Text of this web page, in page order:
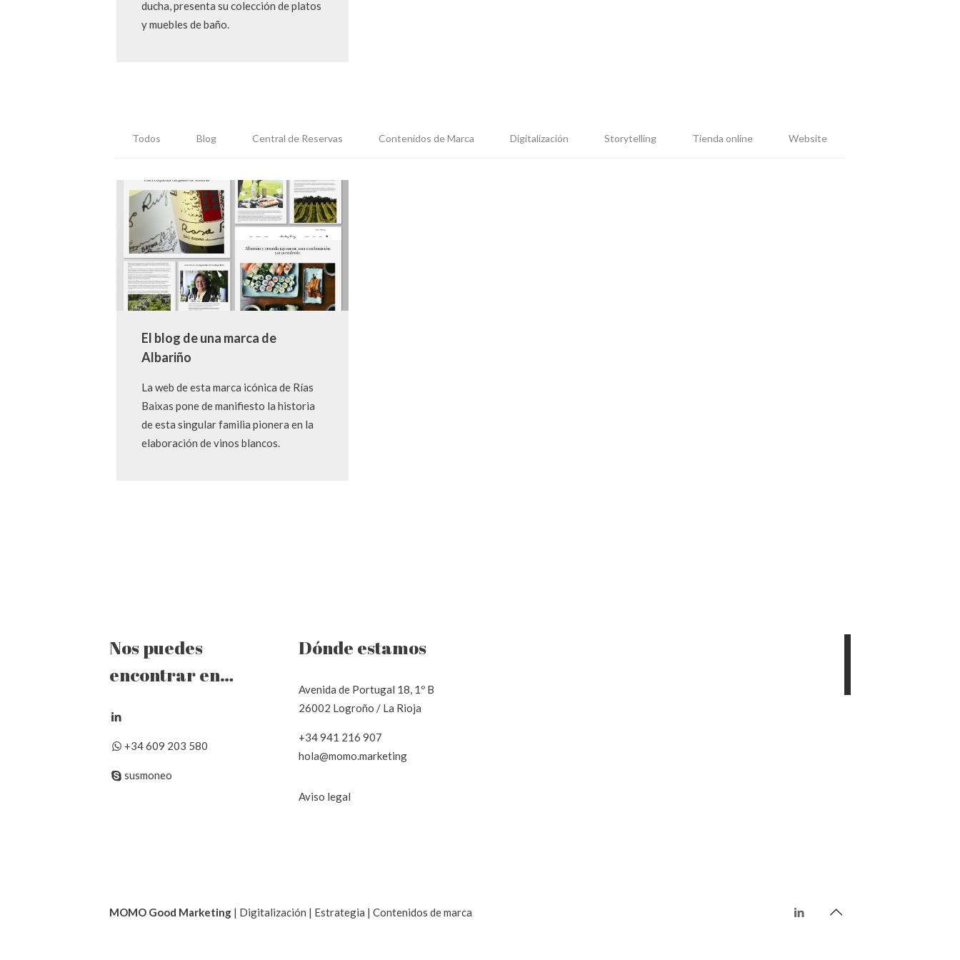
ducha, presenta su colección de platos
y muebles de baño.
Todos Blog Central de Reservas Contenidos de Marca Digitalización Storytelling Tienda online Website
El blog de una marca de
Albariño
La web de esta marca icónica de Rías
Baixas pone de manifiesto la historia
de esta singular familia pionera en la
elaboración de vinos blancos.
Nos puedes
encontrar en…
+34 609 203 580
susmoneo
Dónde estamos
Avenida de Portugal 18, 1º B
26002 Logroño / La Rioja
+34 941 216 907
hola@momo.marketing
Aviso legal
MOMO Good Marketing| Digitalización | Estrategia | Contenidos de marca